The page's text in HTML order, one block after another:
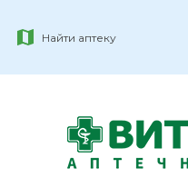
Найти аптеку